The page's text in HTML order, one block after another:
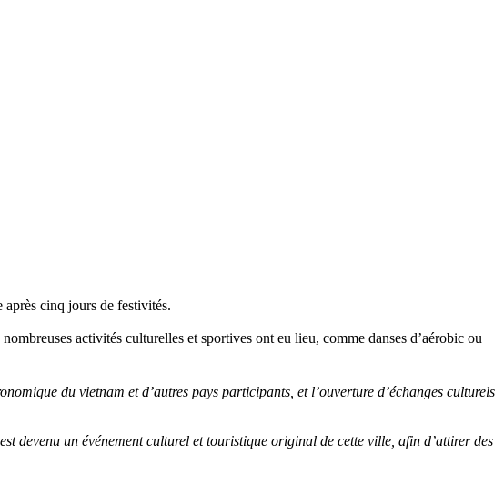
après cinq jours de festivités.
activités culturelles et sportives ont eu lieu, comme danses d’aérobic ou
du vietnam et d’autres pays participants, et l’ouverture d’échanges culturels
devenu un événement culturel et touristique original de cette ville, afin d’attirer des